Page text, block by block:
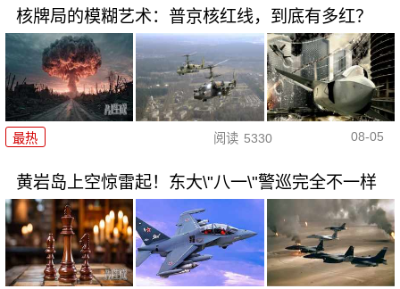
核牌局的模糊艺术：普京核红线，到底有多红？
最热 阅读 5330 08-05
黄岩岛上空惊雷起！东大\"八一\"警巡完全不一样